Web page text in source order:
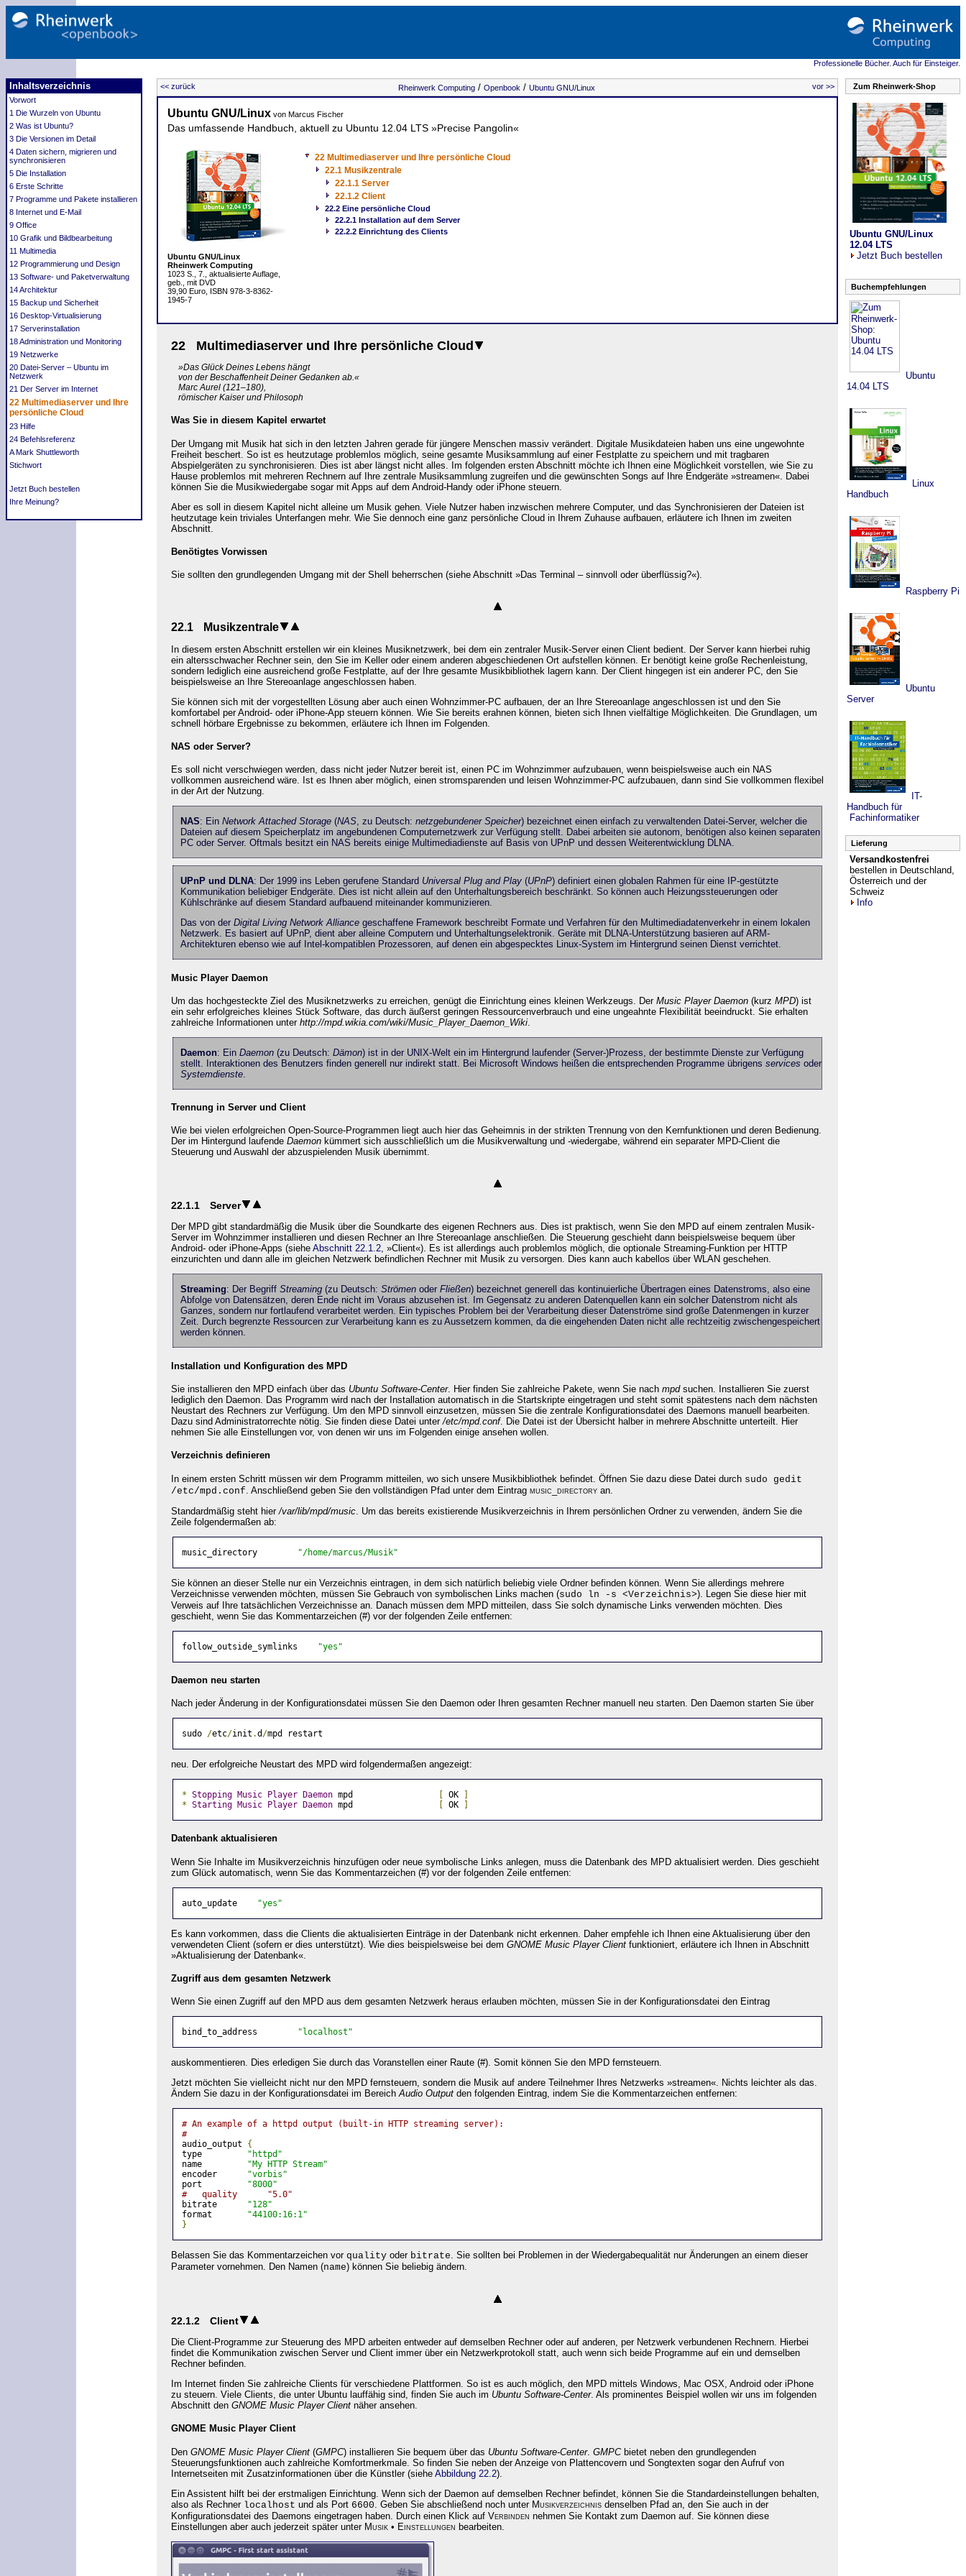
Professionelle Bücher. Auch für Einsteiger.
Inhaltsverzeichnis
Vorwort
1 Die Wurzeln von Ubuntu
2 Was ist Ubuntu?
3 Die Versionen im Detail
4 Daten sichern, migrieren und
synchronisieren
5 Die Installation
6 Erste Schritte
7 Programme und Pakete installieren
8 Internet und E-Mail
9 Office
10 Grafik und Bildbearbeitung
11 Multimedia
12 Programmierung und Design
13 Software- und Paketverwaltung
14 Architektur
15 Backup und Sicherheit
16 Desktop-Virtualisierung
17 Serverinstallation
18 Administration und Monitoring
19 Netzwerke
20 Datei-Server – Ubuntu im
Netzwerk
21 Der Server im Internet
22 Multimediaserver und Ihre
persönliche Cloud
23 Hilfe
24 Befehlsreferenz
A Mark Shuttleworth
Stichwort
Jetzt Buch bestellen
Ihre Meinung?
<< zurück Rheinwerk Computing / Openbook / Ubuntu GNU/Linux vor >>
Ubuntu GNU/Linux von Marcus Fischer
Das umfassende Handbuch, aktuell zu Ubuntu 12.04 LTS »Precise Pangolin«
Ubuntu GNU/Linux
Rheinwerk Computing
1023 S., 7., aktualisierte Auflage,
geb., mit DVD
39,90 Euro, ISBN 978-3-8362-
1945-7
22 Multimediaserver und Ihre persönliche Cloud
22.1 Musikzentrale
22.1.1 Server
22.1.2 Client
22.2 Eine persönliche Cloud
22.2.1 Installation auf dem Server
22.2.2 Einrichtung des Clients
22 Multimediaserver und Ihre persönliche Cloud
»Das Glück Deines Lebens hängt
von der Beschaffenheit Deiner Gedanken ab.«
Marc Aurel (121–180),
römischer Kaiser und Philosoph
Was Sie in diesem Kapitel erwartet
Der Umgang mit Musik hat sich in den letzten Jahren gerade für jüngere Menschen massiv verändert. Digitale Musikdateien haben uns eine ungewohnte
Freiheit beschert. So ist es heutzutage problemlos möglich, seine gesamte Musiksammlung auf einer Festplatte zu speichern und mit tragbaren
Abspielgeräten zu synchronisieren. Dies ist aber längst nicht alles. Im folgenden ersten Abschnitt möchte ich Ihnen eine Möglichkeit vorstellen, wie Sie zu
Hause problemlos mit mehreren Rechnern auf Ihre zentrale Musiksammlung zugreifen und die gewünschten Songs auf Ihre Endgeräte »streamen«. Dabei
können Sie die Musikwiedergabe sogar mit Apps auf dem Android-Handy oder iPhone steuern.
Aber es soll in diesem Kapitel nicht alleine um Musik gehen. Viele Nutzer haben inzwischen mehrere Computer, und das Synchronisieren der Dateien ist
heutzutage kein triviales Unterfangen mehr. Wie Sie dennoch eine ganz persönliche Cloud in Ihrem Zuhause aufbauen, erläutere ich Ihnen im zweiten
Abschnitt.
Benötigtes Vorwissen
Sie sollten den grundlegenden Umgang mit der Shell beherrschen (siehe Abschnitt »Das Terminal – sinnvoll oder überflüssig?«).
22.1 Musikzentrale
In diesem ersten Abschnitt erstellen wir ein kleines Musiknetzwerk, bei dem ein zentraler Musik-Server einen Client bedient. Der Server kann hierbei ruhig
ein altersschwacher Rechner sein, den Sie im Keller oder einem anderen abgeschiedenen Ort aufstellen können. Er benötigt keine große Rechenleistung,
sondern lediglich eine ausreichend große Festplatte, auf der Ihre gesamte Musikbibliothek lagern kann. Der Client hingegen ist ein anderer PC, den Sie
beispielsweise an Ihre Stereoanlage angeschlossen haben.
Sie können sich mit der vorgestellten Lösung aber auch einen Wohnzimmer-PC aufbauen, der an Ihre Stereoanlage angeschlossen ist und den Sie
komfortabel per Android- oder iPhone-App steuern können. Wie Sie bereits erahnen können, bieten sich Ihnen vielfältige Möglichkeiten. Die Grundlagen, um
schnell hörbare Ergebnisse zu bekommen, erläutere ich Ihnen im Folgenden.
NAS oder Server?
Es soll nicht verschwiegen werden, dass nicht jeder Nutzer bereit ist, einen PC im Wohnzimmer aufzubauen, wenn beispielsweise auch ein NAS
vollkommen ausreichend wäre. Ist es Ihnen aber möglich, einen stromsparenden und leisen Wohnzimmer-PC aufzubauen, dann sind Sie vollkommen flexibel
in der Art der Nutzung.
NAS: Ein Network Attached Storage (NAS, zu Deutsch: netzgebundener Speicher) bezeichnet einen einfach zu verwaltenden Datei-Server, welcher die
Dateien auf diesem Speicherplatz im angebundenen Computernetzwerk zur Verfügung stellt. Dabei arbeiten sie autonom, benötigen also keinen separaten
PC oder Server. Oftmals besitzt ein NAS bereits einige Multimediadienste auf Basis von UPnP und dessen Weiterentwicklung DLNA.
UPnP und DLNA: Der 1999 ins Leben gerufene Standard Universal Plug and Play (UPnP) definiert einen globalen Rahmen für eine IP-gestützte
Kommunikation beliebiger Endgeräte. Dies ist nicht allein auf den Unterhaltungsbereich beschränkt. So können auch Heizungssteuerungen oder
Kühlschränke auf diesem Standard aufbauend miteinander kommunizieren.
Das von der Digital Living Network Alliance geschaffene Framework beschreibt Formate und Verfahren für den Multimediadatenverkehr in einem lokalen
Netzwerk. Es basiert auf UPnP, dient aber alleine Computern und Unterhaltungselektronik. Geräte mit DLNA-Unterstützung basieren auf ARM-
Architekturen ebenso wie auf Intel-kompatiblen Prozessoren, auf denen ein abgespecktes Linux-System im Hintergrund seinen Dienst verrichtet.
Music Player Daemon
Um das hochgesteckte Ziel des Musiknetzwerks zu erreichen, genügt die Einrichtung eines kleinen Werkzeugs. Der Music Player Daemon (kurz MPD) ist
ein sehr erfolgreiches kleines Stück Software, das durch äußerst geringen Ressourcenverbrauch und eine ungeahnte Flexibilität beeindruckt. Sie erhalten
zahlreiche Informationen unter http://mpd.wikia.com/wiki/Music_Player_Daemon_Wiki
Daemon: Ein Daemon (zu Deutsch: Dämon) ist in der UNIX-Welt ein im Hintergrund laufender (Server-)Prozess, der bestimmte Dienste zur Verfügung
stellt. Interaktionen des Benutzers finden generell nur indirekt statt. Bei Microsoft Windows heißen die entsprechenden Programme übrigens services oder
Systemdienste
Trennung in Server und Client
Wie bei vielen erfolgreichen Open-Source-Programmen liegt auch hier das Geheimnis in der strikten Trennung von den Kernfunktionen und deren Bedienung.
Der im Hintergund laufende Daemon kümmert sich ausschließlich um die Musikverwaltung und -wiedergabe, während ein separater MPD-Client die
Steuerung und Auswahl der abzuspielenden Musik übernimmt.
22.1.1 Server
Der MPD gibt standardmäßig die Musik über die Soundkarte des eigenen Rechners aus. Dies ist praktisch, wenn Sie den MPD auf einem zentralen Musik-
Server im Wohnzimmer installieren und diesen Rechner an Ihre Stereoanlage anschließen. Die Steuerung geschieht dann beispielsweise bequem über
Android- oder iPhone-Apps (siehe Abschnitt 22.1.2, »Client«). Es ist allerdings auch problemlos möglich, die optionale Streaming-Funktion per HTTP
einzurichten und dann alle im gleichen Netzwerk befindlichen Rechner mit Musik zu versorgen. Dies kann auch kabellos über WLAN geschehen.
Streaming: Der Begriff Streaming (zu Deutsch: Strömen oder Fließen) bezeichnet generell das kontinuierliche Übertragen eines Datenstroms, also eine
Abfolge von Datensätzen, deren Ende nicht im Voraus abzusehen ist. Im Gegensatz zu anderen Datenquellen kann ein solcher Datenstrom nicht als
Ganzes, sondern nur fortlaufend verarbeitet werden. Ein typisches Problem bei der Verarbeitung dieser Datenströme sind große Datenmengen in kurzer
Zeit. Durch begrenzte Ressourcen zur Verarbeitung kann es zu Aussetzern kommen, da die eingehenden Daten nicht alle rechtzeitig zwischengespeichert
werden können.
Installation und Konfiguration des MPD
Sie installieren den MPD einfach über das Ubuntu Software-Center. Hier finden Sie zahlreiche Pakete, wenn Sie nach mpdsuchen. Installieren Sie zuerst
lediglich den Daemon. Das Programm wird nach der Installation automatisch in die Startskripte eingetragen und steht somit spätestens nach dem nächsten
Neustart des Rechners zur Verfügung. Um den MPD sinnvoll einzusetzen, müssen Sie die zentrale Konfigurationsdatei des Daemons manuell bearbeiten.
Dazu sind Administratorrechte nötig. Sie finden diese Datei unter /etc/mpd.conf. Die Datei ist der Übersicht halber in mehrere Abschnitte unterteilt. Hier
nehmen Sie alle Einstellungen vor, von denen wir uns im Folgenden einige ansehen wollen.
Verzeichnis definieren
In einem ersten Schritt müssen wir dem Programm mitteilen, wo sich unsere Musikbibliothek befindet. Öffnen Sie dazu diese Datei durch sudo gedit
/etc/mpd.conf . Anschließend geben Sie den vollständigen Pfad unter dem Eintrag music_directory an.
Standardmäßig steht hier /var/lib/mpd/music . Um das bereits existierende Musikverzeichnis in Ihrem persönlichen Ordner zu verwenden, ändern Sie die
Zeile folgendermaßen ab:
music_directory "/home/marcus/Musik"
Sie können an dieser Stelle nur ein Verzeichnis eintragen, in dem sich natürlich beliebig viele Ordner befinden können. Wenn Sie allerdings mehrere
Verzeichnisse verwenden möchten, müssen Sie Gebrauch von symbolischen Links machen (sudo ln -s <Verzeichnis>). Legen Sie diese hier mit
Verweis auf Ihre tatsächlichen Verzeichnisse an. Danach müssen dem MPD mitteilen, dass Sie solch dynamische Links verwenden möchten. Dies
geschieht, wenn Sie das Kommentarzeichen (#) vor der folgenden Zeile entfernen:
follow_outside_symlinks "yes"
Daemon neu starten
Nach jeder Änderung in der Konfigurationsdatei müssen Sie den Daemon oder Ihren gesamten Rechner manuell neu starten. Den Daemon starten Sie über
sudo /etc/init .d /mpd restart
neu. Der erfolgreiche Neustart des MPD wird folgendermaßen angezeigt:
* Stopping Music Player Daemon mpd OK
* Starting Music Player Daemon mpd OK
Datenbank aktualisieren
Wenn Sie Inhalte im Musikverzeichnis hinzufügen oder neue symbolische Links anlegen, muss die Datenbank des MPD aktualisiert werden. Dies geschieht
zum Glück automatisch, wenn Sie das Kommentarzeichen (#) vor der folgenden Zeile entfernen:
auto_update "yes"
Es kann vorkommen, dass die Clients die aktualisierten Einträge in der Datenbank nicht erkennen. Daher empfehle ich Ihnen eine Aktualisierung über den
verwendeten Client (sofern er dies unterstützt). Wie dies beispielsweise bei dem GNOME Music Player Client funktioniert, erläutere ich Ihnen in Abschnitt
»Aktualisierung der Datenbank«.
Zugriff aus dem gesamten Netzwerk
Wenn Sie einen Zugriff auf den MPD aus dem gesamten Netzwerk heraus erlauben möchten, müssen Sie in der Konfigurationsdatei den Eintrag
bind_to_address "localhost"
auskommentieren. Dies erledigen Sie durch das Voranstellen einer Raute (#). Somit können Sie den MPD fernsteuern.
Jetzt möchten Sie vielleicht nicht nur den MPD fernsteuern, sondern die Musik auf andere Teilnehmer Ihres Netzwerks »streamen«. Nichts leichter als das.
Ändern Sie dazu in der Konfigurationsdatei im BereichAudio Output den folgenden Eintrag, indem Sie die Kommentarzeichen entfernen:
# An example of a httpd output (built-in HTTP streaming server):
#
audio_output {
type
"httpd"
name
"My HTTP Stream"
encoder
"vorbis"
port
"8000"
#   quality      "5.0"
bitrate
"128"
format
"44100:16:1"
}
Belassen Sie das Kommentarzeichen vor quality oder bitrate. Sie sollten bei Problemen in der Wiedergabequalität nur Änderungen an einem dieser
Parameter vornehmen. Den Namen (name) können Sie beliebig ändern.
22.1.2 Client
Die Client-Programme zur Steuerung des MPD arbeiten entweder auf demselben Rechner oder auf anderen, per Netzwerk verbundenen Rechnern. Hierbei
findet die Kommunikation zwischen Server und Client immer über ein Netzwerkprotokoll statt, auch wenn sich beide Programme auf ein und demselben
Rechner befinden.
Im Internet finden Sie zahlreiche Clients für verschiedene Plattformen. So ist es auch möglich, den MPD mittels Windows, Mac OSX, Android oder iPhone
zu steuern. Viele Clients, die unter Ubuntu lauffähig sind, finden Sie auch im Ubuntu Software-Center. Als prominentes Beispiel wollen wir uns im folgenden
Abschnitt den GNOME Music Player Client näher ansehen.
GNOME Music Player Client
Den GNOME Music Player Client (GMPC) installieren Sie bequem über das Ubuntu Software-Center. GMPCbietet neben den grundlegenden
Steuerungsfunktionen auch zahlreiche Komfortmerkmale. So finden Sie neben der Anzeige von Plattencovern und Songtexten sogar den Aufruf von
Internetseiten mit Zusatzinformationen über die Künstler (siehe Abbildung 22.2).
Ein Assistent hilft bei der erstmaligen Einrichtung. Wenn sich der Daemon auf demselben Rechner befindet, können Sie die Standardeinstellungen behalten,
also als Rechner localhost und als Port 6600 . Geben Sie abschließend noch unter Musikverzeichnis denselben Pfad an, den Sie auch in der
Konfigurationsdatei des Daemons eingetragen haben. Durch einen Klick auf Verbinden nehmen Sie Kontakt zum Daemon auf. Sie können diese
Einstellungen aber auch jederzeit später unter Musik • Einstellungen bearbeiten.
Zum Rheinwerk-Shop
Ubuntu GNU/Linux
12.04 LTS
Jetzt Buch bestellen
Buchempfehlungen
Ubuntu
14.04 LTS
Linux
Handbuch
Raspberry Pi
Ubuntu
Server
IT-
Handbuch für
Fachinformatiker
Lieferung
Versandkostenfrei
bestellen in Deutschland,
Österreich und der
Schweiz
Info